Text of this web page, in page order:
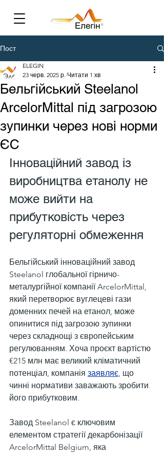
Пост
Бельгійський Steelanol
ArcelorMittal під загрозою
зупинки через нові норми
ЄС
ELEGIN
23 черв. 2025 р. Читати 1 хв
Інноваційний завод із
виробництва етанолу не
може вийти на
прибутковість через
регуляторні обмеження
Бельгійський інноваційний завод
Steelanol глобальної гірничо-
металургійної компанії ArcelorMittal,
який перетворює вуглецеві гази
доменних печей на етанол, може
опинитися під загрозою зупинки
через складнощі з європейським
регулюванням. Хоча проєкт вартістю
€215 млн має великий кліматичний
потенціал, компанія заявляє, що
чинні нормативи заважають зробити
його прибутковим.
Завод Steelanol є ключовим
елементом стратегії декарбонізації
ArcelorMittal Belgium, яка